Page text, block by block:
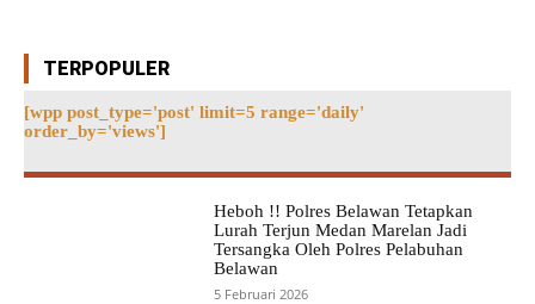
TERPOPULER
[wpp post_type='post' limit=5 range='daily'
order_by='views']
Heboh !! Polres Belawan Tetapkan
Lurah Terjun Medan Marelan Jadi
Tersangka Oleh Polres Pelabuhan
Belawan
5 Februari 2026